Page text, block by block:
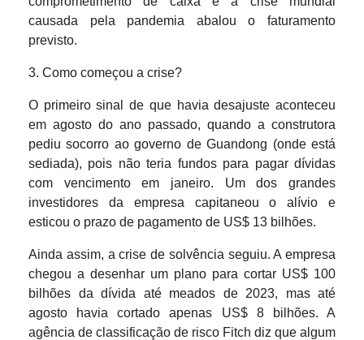
causada pela pandemia abalou o faturamento
previsto.
3. Como começou a crise?
O primeiro sinal de que havia desajuste aconteceu
em agosto do ano passado, quando a construtora
pediu socorro ao governo de Guandong (onde está
sediada), pois não teria fundos para pagar dívidas
com vencimento em janeiro. Um dos grandes
investidores da empresa capitaneou o alívio e
esticou o prazo de pagamento de US$ 13 bilhões.
Ainda assim, a crise de solvência seguiu. A empresa
chegou a desenhar um plano para cortar US$ 100
bilhões da dívida até meados de 2023, mas até
agosto havia cortado apenas US$ 8 bilhões. A
agência de classificação de risco Fitch diz que algum